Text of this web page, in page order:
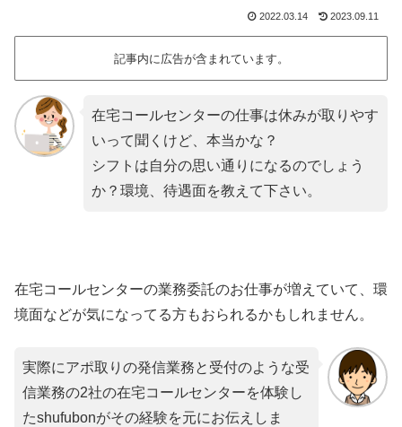
2022.03.14 2023.09.11
記事内に広告が含まれています。
在宅コールセンターの仕事は休みが取りやす
いって聞くけど、本当かな？
シフトは自分の思い通りになるのでしょう
か？環境、待遇面を教えて下さい。
在宅コールセンターの業務委託のお仕事が増えていて、環
境面などが気になってる方もおられるかもしれません。
実際にアポ取りの発信業務と受付のような受
信業務の2社の在宅コールセンターを体験し
たshufubonがその経験を元にお伝えしま